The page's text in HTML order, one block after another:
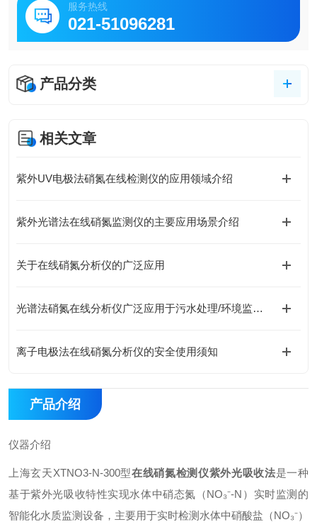
服务热线
021-51096281
产品分类
相关文章
紫外UV电极法硝氮在线检测仪的应用领域介绍
紫外光谱法在线硝氮监测仪的主要应用场景介绍
关于在线硝氮分析仪的广泛应用
光谱法硝氮在线分析仪广泛应用于污水处理/环境监测及工业过程控制等领域
离子电极法在线硝氮分析仪的安全使用须知
产品介绍
仪器介绍
上海玄天XTNO3-N-300型在线硝氮检测仪紫外光吸收法是一种
基于紫外光吸收特性实现水体中硝态氮（NO₃⁻-N）实时监测的
智能化水质监测设备，主要用于实时检测水体中硝酸盐（NO₃⁻）